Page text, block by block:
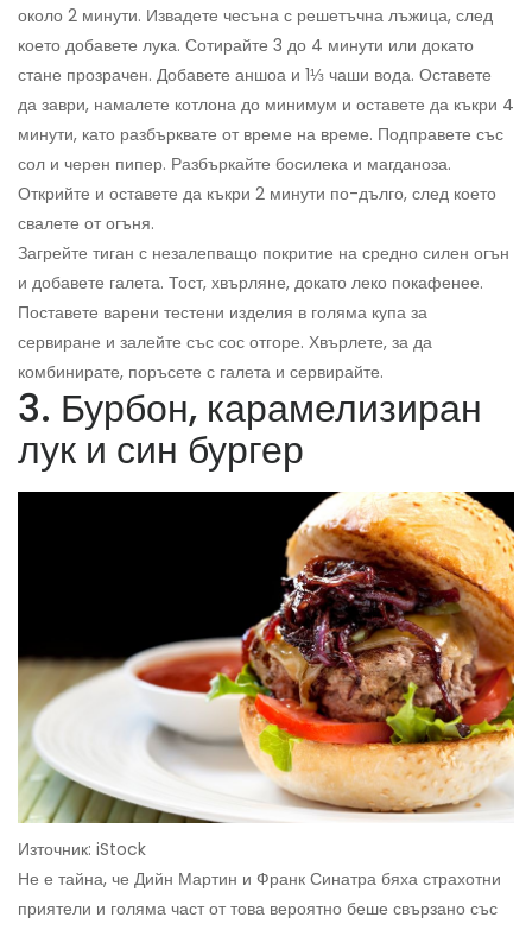
около 2 минути. Извадете чесъна с решетъчна лъжица, след
което добавете лука. Сотирайте 3 до 4 минути или докато
стане прозрачен. Добавете аншоа и 1⅓ чаши вода. Оставете
да заври, намалете котлона до минимум и оставете да къкри 4
минути, като разбърквате от време на време. Подправете със
сол и черен пипер. Разбъркайте босилека и магданоза.
Открийте и оставете да къкри 2 минути по-дълго, след което
свалете от огъня.
Загрейте тиган с незалепващо покритие на средно силен огън
и добавете галета. Тост, хвърляне, докато леко покафенее.
Поставете варени тестени изделия в голяма купа за
сервиране и залейте със сос отгоре. Хвърлете, за да
комбинирате, поръсете с галета и сервирайте.
3. Бурбон, карамелизиран
лук и син бургер
Източник: iStock
Не е тайна, че Дийн Мартин и Франк Синатра бяха страхотни
приятели и голяма част от това вероятно беше свързано със